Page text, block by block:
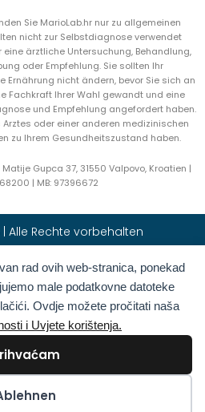
rad ovih web-stranica, ponekad
male podatkovne datoteke
Ovdje možete pročitati naša
i Uvjete korištenja.
Sie MarioLab.hr nur zu allgemeinen
nicht zur Selbstdiagnose verwendet
ärztliche Untersuchung, Behandlung,
oder Empfehlung. Sie sollten Ihr
Ernährung nicht ändern, bevor Sie sich an
Fachkraft Ihrer Wahl gewandt und eine
und Empfehlung angefordert haben.
Arztes oder einer anderen medizinischen
zu Ihrem Gesundheitszustand haben.
| Matije Gupca 37, 31550 Valpovo, Kroatien |
| MB: 97396672
| Alle Rechte vorbehalten
) English(Englisch)
Polski (Polnisch)
) Italiano( Italienisch)
) Français(Französisch)
) Slovenčina